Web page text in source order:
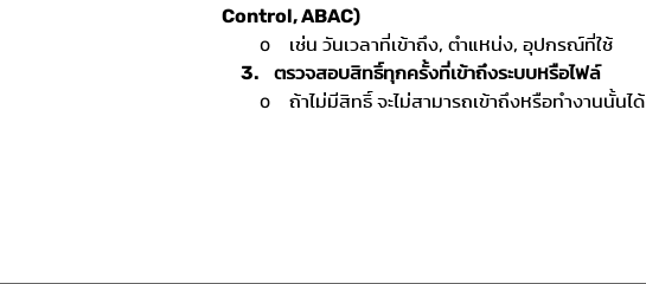
Control, ABAC)
o เช่น วันเวลาที่เข้าถึง, ตำแหน่ง, อุปกรณ์ที่ใช้
3. ตรวจสอบสิทธิ์ทุกครั้งที่เข้าถึงระบบหรือไฟล์
o ถ้าไม่มีสิทธิ์ จะไม่สามารถเข้าถึงหรือทำงานนั้นได้